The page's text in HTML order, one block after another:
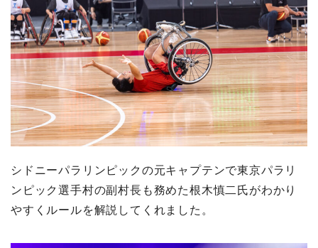
シドニーパラリンピックの元キャプテンで東京パラリ
ンピック選手村の副村長も務めた根木慎二氏がわかり
やすくルールを解説してくれました。